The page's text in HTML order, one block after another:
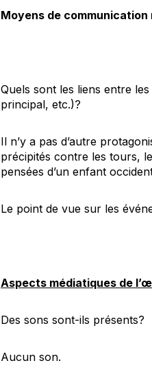
Moyens de
Quels sont les liens entre
principal, etc.)?
Il n’y a pas d’autre
précipités contre les tours,
pensées d’un enfant
Le point de vue sur les
Aspects médiatiques de
Des sons sont-ils présents?
Aucun son.